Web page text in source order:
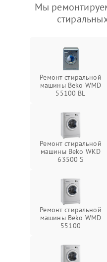
Мы
Ремонт стиральной
машины Beko WMD
55100 BL
Ремонт стиральной
машины Beko WKD
63500 S
Ремонт стиральной
машины Beko WMD
55100